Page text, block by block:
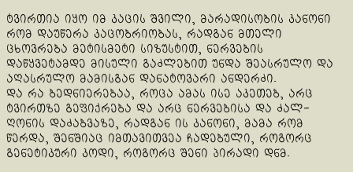
ტვირთია იყო იმ კაცის შვილი, მარადისობის კანონი
რომ დაუწერა კაცობრიობას, რადგან მთელი
ცხოვრება მეტისმეტი სიზუსტით, ნერვების
დაწყვეტამდე მისული გაძლებით უნდა შეასრულო და
აღასრულო მამისგან დანატოვარი ანდერძი.
და რა ბედნიერებაა, როცა ამას ისე აკეთებ, არც
ტვირთზე გეფიქრება და არც ნერვებისა და ძალ-
ღონის დაძაბვაზე, რადგან ის კანონი, მამა რომ
წერდა, შენშიაც იმთავითვეა ჩადებული, როგორც
გენეტიკური კოდი, როგორც შენი პირადი დნმ.